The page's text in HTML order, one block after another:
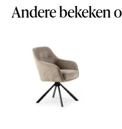
Andere bekeken